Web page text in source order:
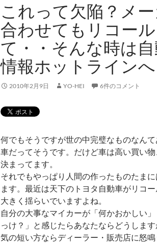
これって欠陥？メ
合わせてもリコー
て・・そんな時は
情報ホットラインへ
2010年2月9日 YO-HEI 6件のコメント
何でもそうですが世の中完璧なものなん
車だってそうです。だけど車は高い買い
決まってます。
それでもやっぱり人間の作ったものたま
ます。最近は天下のトヨタ自動車がリコ
大きく揺らいでいますよね。
自分の大事なマイカーが「何かおかしい
っけ？」と感じたらあなたならどうします
気の短い方ならディーラー・販売店に怒